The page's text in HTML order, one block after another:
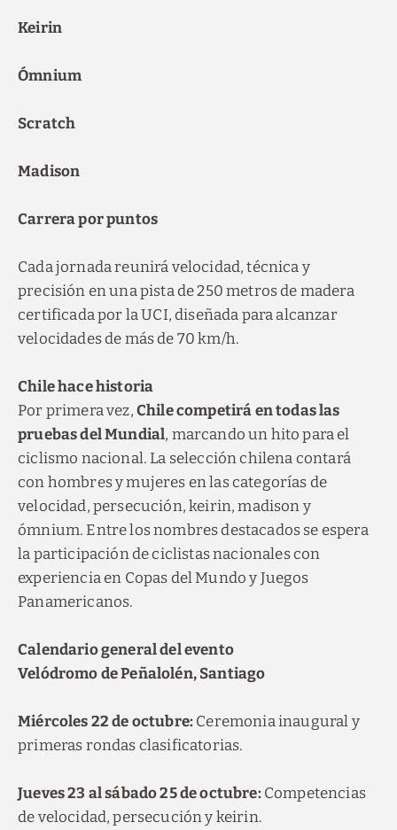
Keirin
Ómnium
Scratch
Madison
Carrera por puntos
Cada jornada reunirá velocidad, técnica y
precisión en una pista de 250 metros de madera
certificada por la UCI, diseñada para alcanzar
velocidades de más de 70 km/h.
Chile hace historia
Por primera vez,Chile competirá en todas las
pruebas del Mundial, marcando un hito para el
ciclismo nacional. La selección chilena contará
con hombres y mujeres en las categorías de
velocidad, persecución, keirin, madison y
ómnium. Entre los nombres destacados se espera
la participación de ciclistas nacionales con
experiencia en Copas del Mundo y Juegos
Panamericanos.
Calendario general del evento
Velódromo de Peñalolén, Santiago
Miércoles 22 de octubre:Ceremonia inaugural y
primeras rondas clasificatorias.
Jueves 23 al sábado 25 de octubre:Competencias
de velocidad, persecución y keirin.